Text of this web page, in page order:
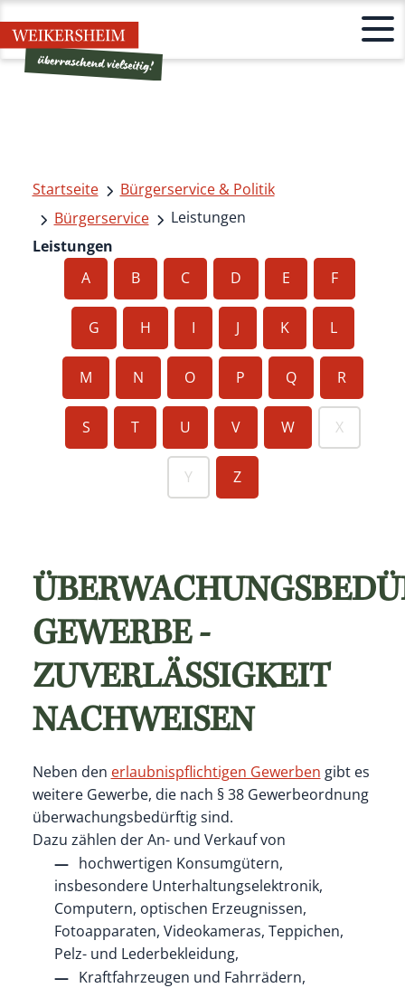
Startseite
Bürgerservice & Politik
Bürgerservice
Leistungen
Leistungen
A
B C D E F
G H I J K L
M N O P Q R
S T U V W X
Y Z
GEWERBE -
ZUVERLÄSSIGKEIT
NACHWEISEN
Neben den erlaubnispflichtigen Gewerben gibt es
weitere Gewerbe, die nach § 38 Gewerbeordnung
überwachungsbedürftig sind.
Dazu zählen der An- und Verkauf von
hochwertigen Konsumgütern,
insbesondere Unterhaltungselektronik,
Computern, optischen Erzeugnissen,
Fotoapparaten, Videokameras, Teppichen,
Pelz- und Lederbekleidung,
Kraftfahrzeugen und Fahrrädern,